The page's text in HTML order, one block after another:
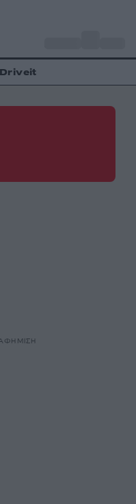
Driveit